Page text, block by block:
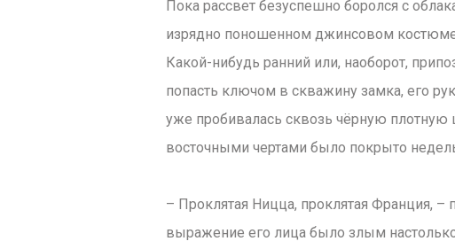
Пока рассвет безуспешно боролся с
изрядно поношенном джинсовом
Какой-нибудь ранний или, наоборот,
попасть ключом в скважину замка, его
уже пробивалась сквозь чёрную
восточными чертами было покрыто
– Проклятая Ницца, проклятая Франция, –
выражение его лица было злым